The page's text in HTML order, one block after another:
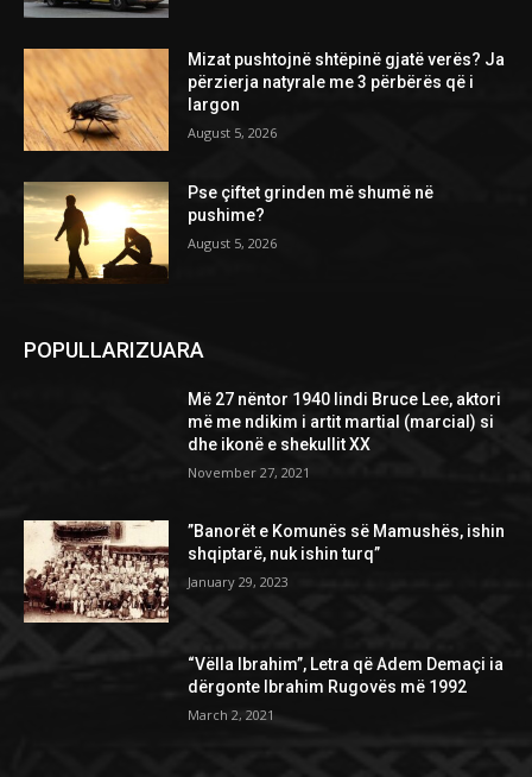
Mizat pushtojnë shtëpinë gjatë verës? Ja
përzierja natyrale me 3 përbërës që i
largon
August 5, 2026
Pse çiftet grinden më shumë në
pushime?
August 5, 2026
POPULLARIZUARA
Më 27 nëntor 1940 lindi Bruce Lee, aktori
më me ndikim i artit martial (marcial) si
dhe ikonë e shekullit XX
November 27, 2021
”Banorët e Komunës së Mamushës, ishin
shqiptarë, nuk ishin turq”
January 29, 2023
“Vëlla Ibrahim”, Letra që Adem Demaçi ia
dërgonte Ibrahim Rugovës më 1992
March 2, 2021